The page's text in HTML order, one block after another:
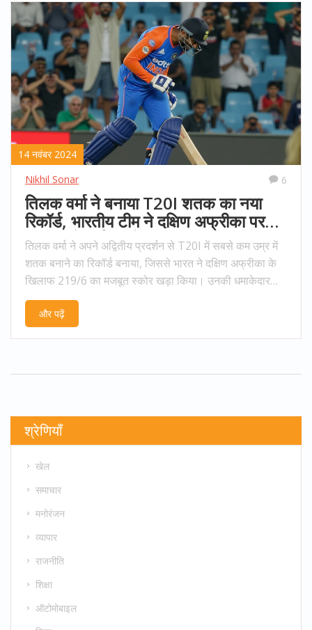
14 नवंबर 2024
Nikhil Sonar
6
तिलक वर्मा ने बनाया T20I शतक का नया
रिकॉर्ड, भारतीय टीम ने दक्षिण अफ्रीका पर
11 रन से दर्ज की रोमांचक जीत
तिलक वर्मा ने अपने अद्वितीय प्रदर्शन से T20I में सबसे कम उम्र में
शतक बनाने का रिकॉर्ड बनाया, जिससे भारत ने दक्षिण अफ्रीका के
खिलाफ 219/6 का मजबूत स्कोर खड़ा किया। उनकी धमाकेदार
बल्लेबाज़ी ने भारत को सुपरस्पोर्ट पार्क, सेंचुरियन में खेले गए मुकाबले
में 11 रन से जीत दिलाई। उनकी साथी खिलाड़ी अभिषेक शर्मा के
और पढ़ें
श्रेणियाँ
खेल
समाचार
मनोरंजन
व्यापार
राजनीति
शिक्षा
ऑटोमोबाइल